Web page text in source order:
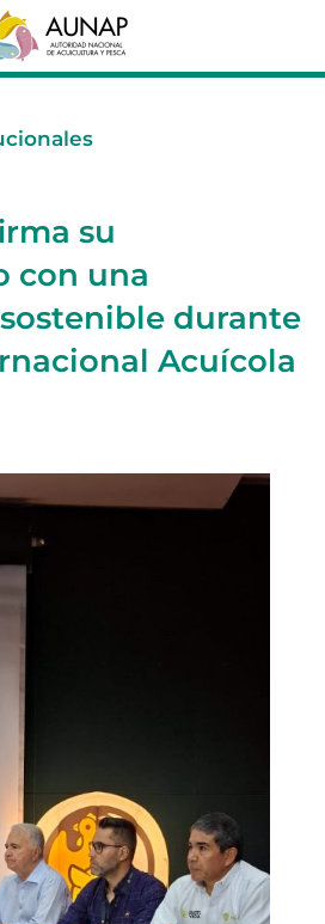
su
con una
durante
Acuícola